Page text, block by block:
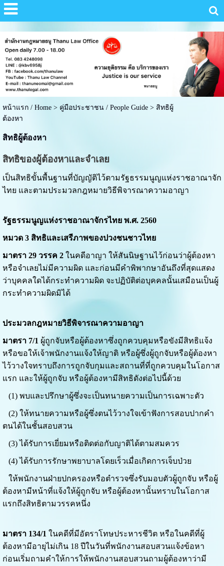
หน้าแรก / Home> คู่มือประชาชน / People Guide> สิทธิผู้
ต้องหา
สิทธิผู้ต้องหา
สิทธิของผู้ต้องหาและจำเลย
เป็นสิทธิขั้นพื้นฐานที่บัญญัติไว้ตามรัฐธรรมนูญแห่งราชอาณาจัก
ไทย และตามประมวลกฎหมายวิธีพิจารณาความอาญา
รัฐธรรมนูญแห่งราชอาณาจักรไทย พ.ศ. 2560
หมวด 3 สิทธิและเสรีภาพของปวงชนชาวไทย
มาตรา 29 วรรค 2ในคดีอาญา ให้สันนิษฐานไว้ก่อนว่าผู้ต้องหา
หรือจำเลยไม่มีความผิด และก่อนมีคำพิพากษาอันถึงที่สุดแสดง
ว่าบุคคลใดได้กระทำความผิด จะปฏิบัติต่อบุคคลนั้นเสมือนเป็นผู้
กระทำความผิดมิได้
ประมวลกฎหมายวิธีพิจารณาความอาญา
มาตรา 7/1 ผู้ถูกจับหรือผู้ต้องหาซึ่งถูกควบคุมหรือขังมีสิทธิแจ้ง
หรือขอให้เจ้าพนักงานแจ้งให้ญาติ หรือผู้ซึ่งผู้ถูกจับหรือผู้ต้องหา
ไว้วางใจทราบถึงการถูกจับกุมและสถานที่ที่ถูกควบคุมในโอกาส
แรก และให้ผู้ถูกจับ หรือผู้ต้องหามีสิทธิดังต่อไปนี้ด้วย
(1) พบและปรึกษาผู้ซึ่งจะเป็นทนายความเป็นการเฉพาะตัว
(2) ให้ทนายความหรือผู้ซึ่งตนไว้วางใจเข้าฟังการสอบปากคำ
ตนได้ในชั้นสอบสวน
(3) ได้รับการเยี่ยมหรือติดต่อกับญาติได้ตามสมควร
(4) ได้รับการรักษาพยาบาลโดยเร็วเมื่อเกิดการเจ็บป่วย
ให้พนักงานฝ่ายปกครองหรือตำรวจซึ่งรับมอบตัวผู้ถูกจับ หรือผู้
ต้องหามีหน้าที่แจ้งให้ผู้ถูกจับ หรือผู้ต้องหานั้นทราบในโอกาส
แรกถึงสิทธิตามวรรคหนึ่ง
มาตรา 134/1 ในคดีที่มีอัตราโทษประหารชีวิต หรือในคดีที่ผู้
ต้องหามีอายุไม่เกิน 18 ปีในวันที่พนักงานสอบสวนแจ้งข้อหา
ก่อนเริ่มถามคำให้การให้พนักงานสอบสวนถามผู้ต้องหาว่ามี